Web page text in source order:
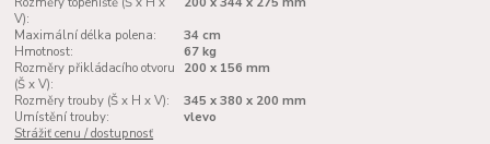
V):
Maximální délka polena:
34 cm
Hmotnost:
67 kg
Rozměry přikládacího otvoru
(Š x V):
200 x 156 mm
Rozměry trouby (Š x H x V):
345 x 380 x 200 mm
Umístění trouby:
vlevo
Strážiť cenu / dostupnosť